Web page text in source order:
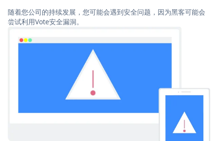
随着您公司的持续发展，您可能会遇到安全问题，因为黑客可能会
尝试利用Vote安全漏洞。